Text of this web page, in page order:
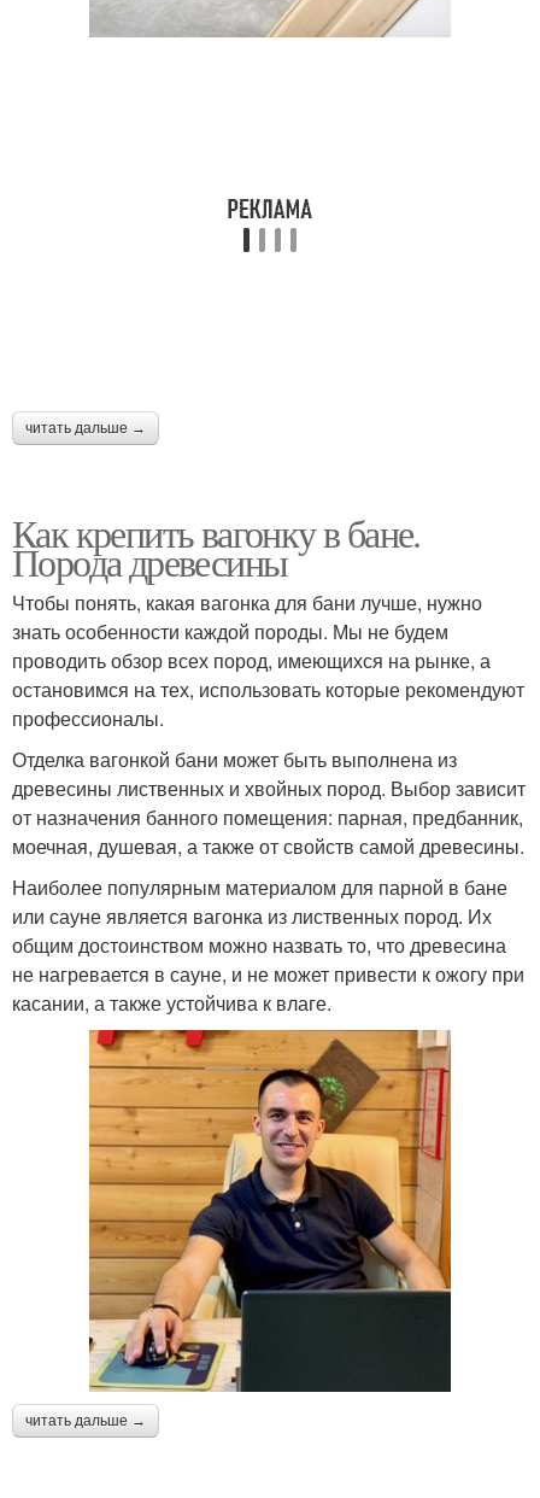
читать дальше →
Как крепить вагонку в бане.
Порода древесины
Чтобы понять, какая вагонка для бани лучше, нужно
знать особенности каждой породы. Мы не будем
проводить обзор всех пород, имеющихся на рынке, а
остановимся на тех, использовать которые рекомендуют
профессионалы.
Отделка вагонкой бани может быть выполнена из
древесины лиственных и хвойных пород. Выбор зависит
от назначения банного помещения: парная, предбанник,
моечная, душевая, а также от свойств самой древесины.
Наиболее популярным материалом для парной в бане
или сауне является вагонка из лиственных пород. Их
общим достоинством можно назвать то, что древесина
не нагревается в сауне, и не может привести к ожогу при
касании, а также устойчива к влаге.
читать дальше →